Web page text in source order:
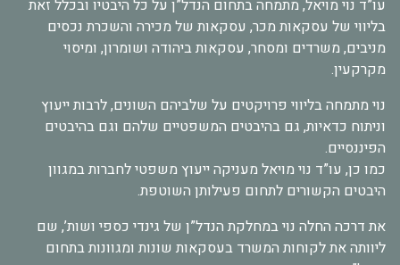
עו”ד נוי מויאל, מתמחה בתחום הנדל”ן על כל היבטיו ובכלל זאת
בליווי של עסקאות מכר, עסקאות של מכירה והשכרת נכסים
מניבים, משרדים ומסחר, עסקאות ביהודה ושומרון, ומיסוי
מקרקעין.
נוי מתמחה בליווי פרויקטים על שלביהם השונים, לרבות ייעוץ
וניתוח כדאיות, גם בהיבטים המשפטיים שלהם וגם בהיבטים
הפיננסיים.
כמו כן, עו”ד נוי מויאל מעניקה ייעוץ משפטי לחברות במגוון
היבטים הקשורים לתחום פעילותן השוטפת.
את דרכה החלה נוי במחלקת הנדל”ן של גינדי כספי ושות’, שם
ליוותה את לקוחות המשרד בעסקאות שונות ומגוונות בתחום